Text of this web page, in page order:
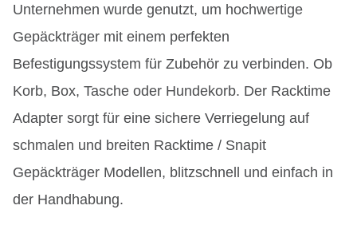
Unternehmen wurde genutzt, um hochwertige
Gepäckträger mit einem perfekten
Befestigungssystem für Zubehör zu verbinden. Ob
Korb, Box, Tasche oder Hundekorb. Der Racktime
Adapter sorgt für eine sichere Verriegelung auf
schmalen und breiten Racktime / Snapit
Gepäckträger Modellen, blitzschnell und einfach in
der Handhabung.